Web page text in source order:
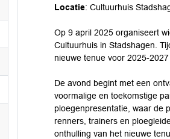
Locatie: Cultuurhuis
Op 9 april 2025 organiseert
Cultuurhuis in Stadshagen.
nieuwe tenue voor 2025-
De avond begint met een
voormalige en toekomstige
ploegenpresentatie, waar de
renners, trainers en
onthulling van het nieuwe